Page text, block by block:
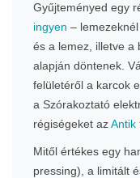
Gyűjteményed egy
ingyen –
és a lemez, illetve a
alapján döntenek.
felületéről a karcok
a Szórakoztató
régiségeket azAntik
Mitől értékes egy
pressing), a limitált